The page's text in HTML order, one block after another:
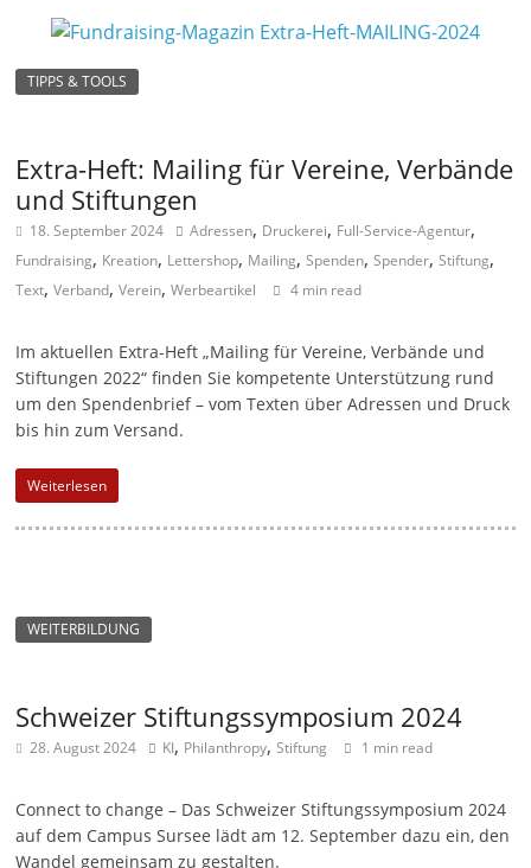
TIPPS & TOOLS
Extra-Heft: Mailing für Vereine, Verbände
und Stiftungen
18. September 2024 Adressen, Druckerei, Full-Service-Agentur,
Fundraising, Kreation, Lettershop, Mailing,Spenden,Spender,Stiftung,
Text,Verband,Verein,Werbeartikel 4 min read
Im aktuellen Extra-Heft „Mailing für Vereine, Verbände und
Stiftungen 2022“ finden Sie kompetente Unterstützung rund
um den Spendenbrief – vom Texten über Adressen und Druck
bis hin zum Versand.
Weiterlesen
WEITERBILDUNG
Schweizer Stiftungssymposium 2024
28. August 2024 KI, Philanthropy,Stiftung 1 min read
Connect to change – Das Schweizer Stiftungssymposium 2024
auf dem Campus Sursee lädt am 12. September dazu ein, den
Wandel gemeinsam zu gestalten.